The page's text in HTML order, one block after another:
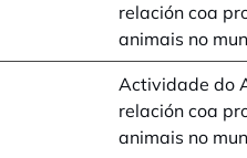
relación coa
animais no
Actividade do
relación coa
animais no